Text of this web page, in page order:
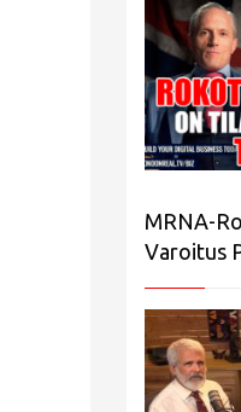
MRNA-
Varoitus